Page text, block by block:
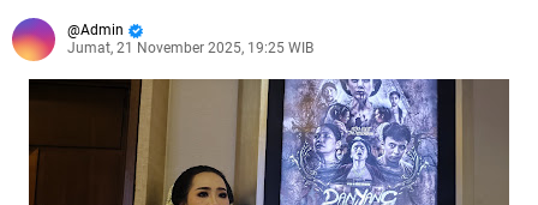
Admin
Jumat, 21 November 2025, 19:25 WIB